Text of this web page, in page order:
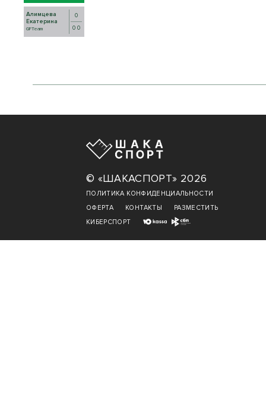
Алимцева
Екатерина
GFTeam
0
0 0
© «ШАКАСПОРТ» 2026
ПОЛИТИКА КОНФИДЕНЦИАЛЬНОСТИ
ОФЕРТА
КОНТАКТЫ
РАЗМЕСТИТЬ
КИБЕРСПОРТ